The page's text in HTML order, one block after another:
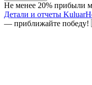
Не менее 20% прибыли
Детали и отчеты
— приближайте